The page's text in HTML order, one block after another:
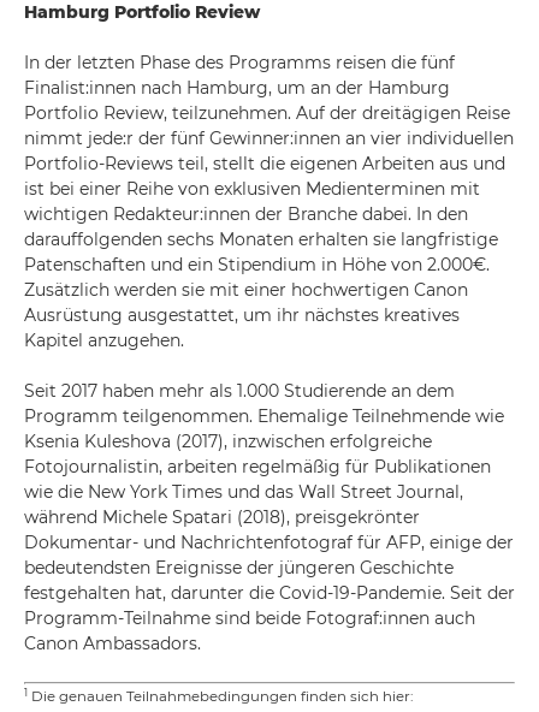
Hamburg Portfolio Review
In der letzten Phase des Programms reisen die fünf
Finalist:innen nach Hamburg, um an der Hamburg
Portfolio Review, teilzunehmen. Auf der dreitägigen Reise
nimmt jede:r der fünf Gewinner:innen an vier individuellen
Portfolio-Reviews teil, stellt die eigenen Arbeiten aus und
ist bei einer Reihe von exklusiven Medienterminen mit
wichtigen Redakteur:innen der Branche dabei. In den
darauffolgenden sechs Monaten erhalten sie langfristige
Patenschaften und ein Stipendium in Höhe von 2.000€.
Zusätzlich werden sie mit einer hochwertigen Canon
Ausrüstung ausgestattet, um ihr nächstes kreatives
Kapitel anzugehen.
Seit 2017 haben mehr als 1.000 Studierende an dem
Programm teilgenommen. Ehemalige Teilnehmende wie
Ksenia Kuleshova (2017), inzwischen erfolgreiche
Fotojournalistin, arbeiten regelmäßig für Publikationen
wie die New York Times und das Wall Street Journal,
während Michele Spatari (2018), preisgekrönter
Dokumentar- und Nachrichtenfotograf für AFP, einige der
bedeutendsten Ereignisse der jüngeren Geschichte
festgehalten hat, darunter die Covid-19-Pandemie. Seit der
Programm-Teilnahme sind beide Fotograf:innen auch
Canon Ambassadors.
1 Die genauen Teilnahmebedingungen finden sich hier: